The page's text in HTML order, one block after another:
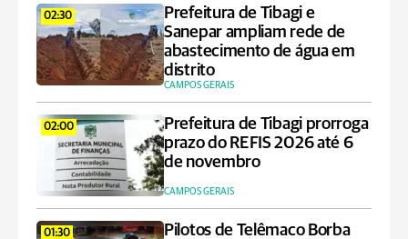
02:30
Prefeitura de Tibagi e
Sanepar ampliam rede de
abastecimento de água em
distrito
CAMPOS GERAIS
02:00
Prefeitura de Tibagi prorroga
prazo do REFIS 2026 até 6
de novembro
CAMPOS GERAIS
01:30
Pilotos de Telêmaco Borba